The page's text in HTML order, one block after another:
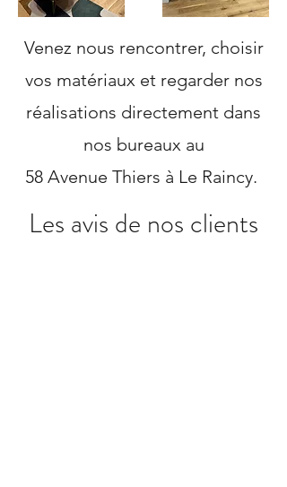
Venez nous rencontrer, choisir
vos matériaux et regarder nos
réalisations directement dans
nos bureaux au
58 Avenue Thiers à Le Raincy.
Les avis de nos clients